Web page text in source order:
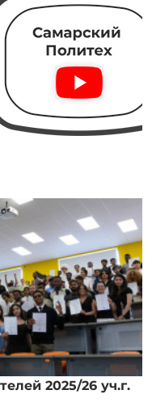
2025/26 уч.г.